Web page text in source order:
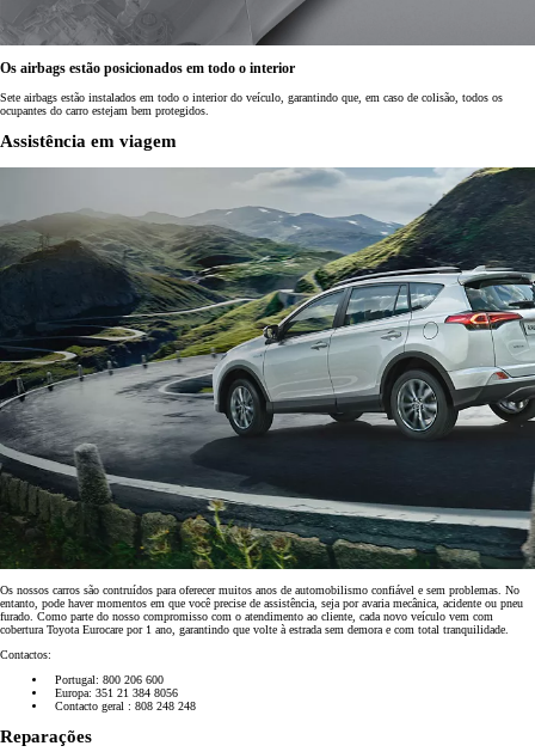
Os airbags estão posicionados em todo o interior
Sete airbags estão instalados em todo o interior do veículo, garantindo que, em caso de colisão, todos os
ocupantes do carro estejam bem protegidos.
Assistência em viagem
Os nossos carros são contruídos para oferecer muitos anos de automobilismo confiável e sem problemas. No
entanto, pode haver momentos em que você precise de assistência, seja por avaria mecânica, acidente ou pneu
furado. Como parte do nosso compromisso com o atendimento ao cliente, cada novo veículo vem com
cobertura Toyota Eurocare por 1 ano, garantindo que volte à estrada sem demora e com total tranquilidade.
Contactos:
Portugal: 800 206 600
Europa: 351 21 384 8056
Contacto geral : 808 248 248
Reparações